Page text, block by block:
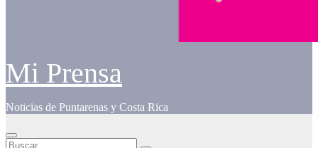
Mi Prensa
Noticias de Puntarenas y Costa Rica